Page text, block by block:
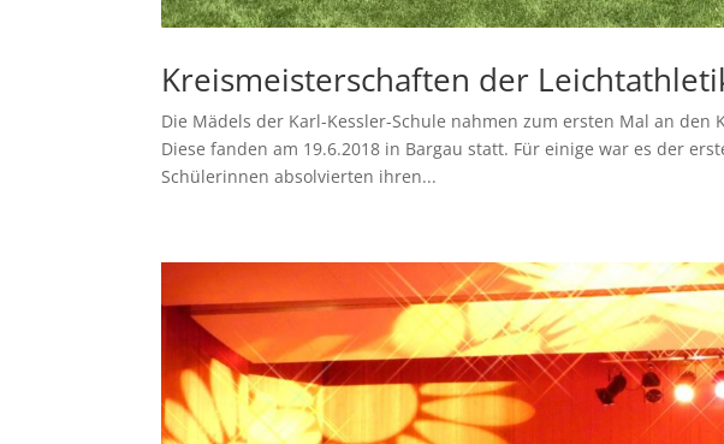
Kreismeisterschaften der
Die Mädels der Karl-Kessler-Schule nahmen zum ersten Mal an
Diese fanden am 19.6.2018 in Bargau statt. Für einige war es der
Schülerinnen absolvierten ihren...